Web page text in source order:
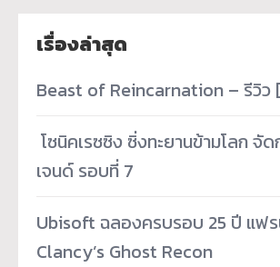
เรื่องล่าสุด
Beast of Reincarnation – รีวิว
โซนิคเรซซิง ซิ่งทะยานข้ามโลก จัด
เจนด์ รอบที่ 7
Ubisoft ฉลองครบรอบ 25 ปี แฟ
Clancy’s Ghost Recon